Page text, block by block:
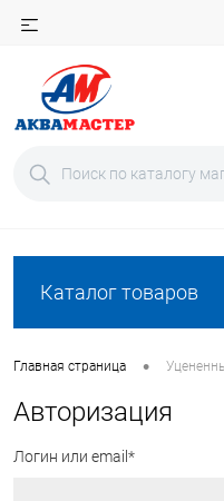
Каталог товаров
Главная страница •
Авторизация
Логин или email*